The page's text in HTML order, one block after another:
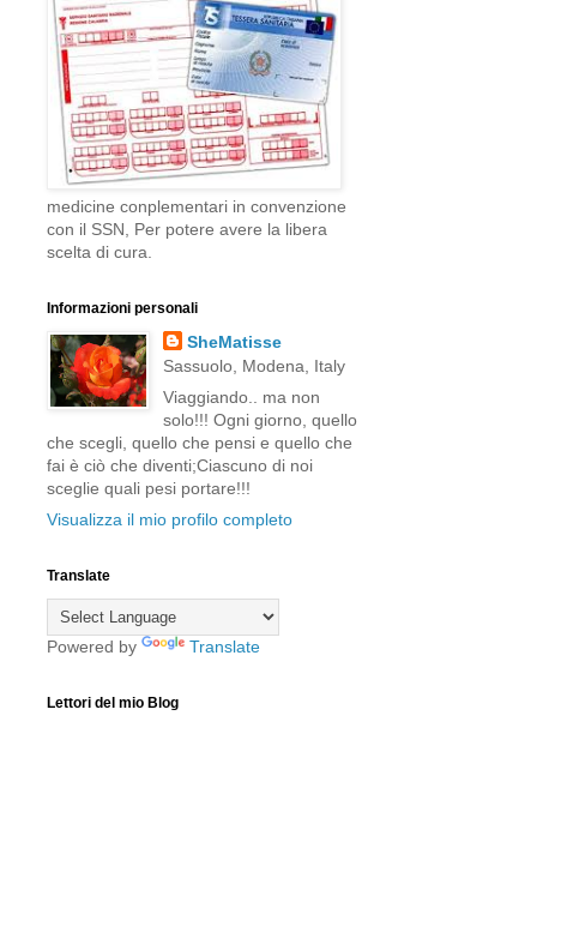
medicine conplementari in convenzione
con il SSN, Per potere avere la libera
scelta di cura.
Informazioni personali
SheMatisse
Sassuolo, Modena, Italy
Viaggiando.. ma non
solo!!! Ogni giorno, quello
che scegli, quello che pensi e quello che
fai è ciò che diventi;Ciascuno di noi
sceglie quali pesi portare!!!
Visualizza il mio profilo completo
Translate
Powered by Translate
Lettori del mio Blog